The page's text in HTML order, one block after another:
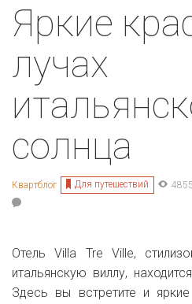
Яркие
лучах
солнца
Квартблог Для путешествий 4855
ОтельVilla Tre Ville,
итальянскую виллу,
Здесь вы встретите и